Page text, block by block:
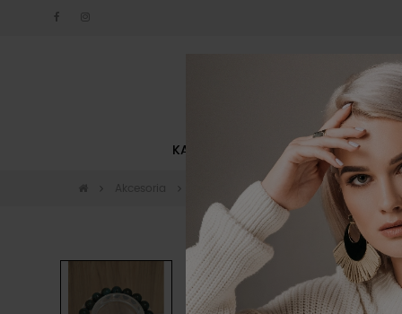
KATEGORIE NOWOŚCI
Bransoletka Persefona
-10%